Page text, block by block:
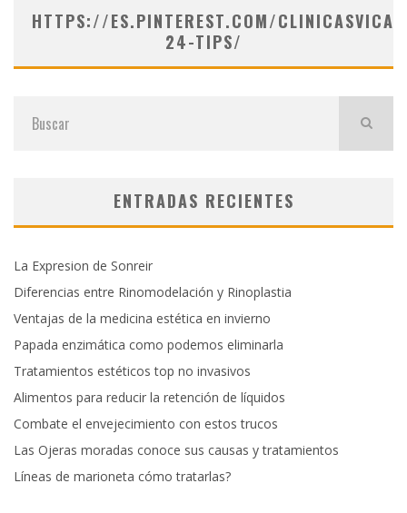
HTTPS://ES.PINTEREST.COM/
24-TIPS/
ENTRADAS RECIENTES
La Expresion de Sonreir
Diferencias entre Rinomodelación y Rinoplastia
Ventajas de la medicina estética en invierno
Papada enzimática como podemos eliminarla
Tratamientos estéticos top no invasivos
Alimentos para reducir la retención de líquidos
Combate el envejecimiento con estos trucos
Las Ojeras moradas conoce sus causas y tratamientos
Líneas de marioneta cómo tratarlas?